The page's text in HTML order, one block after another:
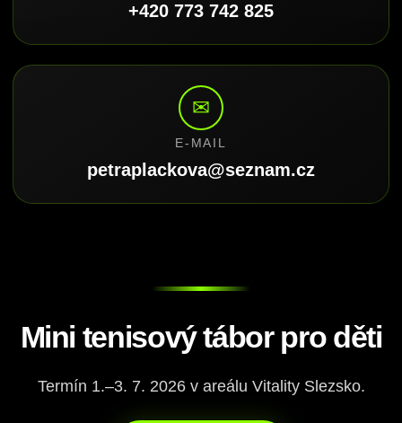
+420 773 742 825
✉
E-MAIL
petraplackova@seznam.cz
Mini tenisový tábor pro děti
Termín 1.–3. 7. 2026 v areálu Vitality Slezsko.